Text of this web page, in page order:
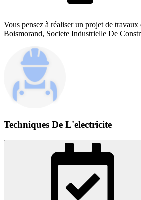
Vous pensez à réaliser un projet de travaux
Boismorand, Societe Industrielle De
Techniques De L'electricite